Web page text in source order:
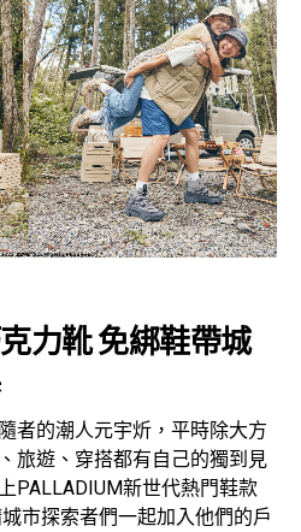
力靴 免綁鞋帶城
者的潮人元宇炘，平時除大方
旅遊、穿搭都有自己的獨到見
PALLADIUM新世代熱門鞋款
市探索者們一起加入他們的戶